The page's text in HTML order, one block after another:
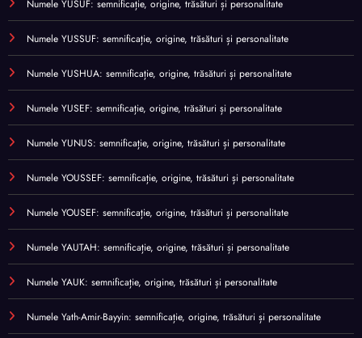
Numele YUSUF: semnificație, origine, trăsături și personalitate
Numele YUSSUF: semnificație, origine, trăsături și personalitate
Numele YUSHUA: semnificație, origine, trăsături și personalitate
Numele YUSEF: semnificație, origine, trăsături și personalitate
Numele YUNUS: semnificație, origine, trăsături și personalitate
Numele YOUSSEF: semnificație, origine, trăsături și personalitate
Numele YOUSEF: semnificație, origine, trăsături și personalitate
Numele YAUTAH: semnificație, origine, trăsături și personalitate
Numele YAUK: semnificație, origine, trăsături și personalitate
Numele Yath-Amir-Bayyin: semnificație, origine, trăsături și personalitate